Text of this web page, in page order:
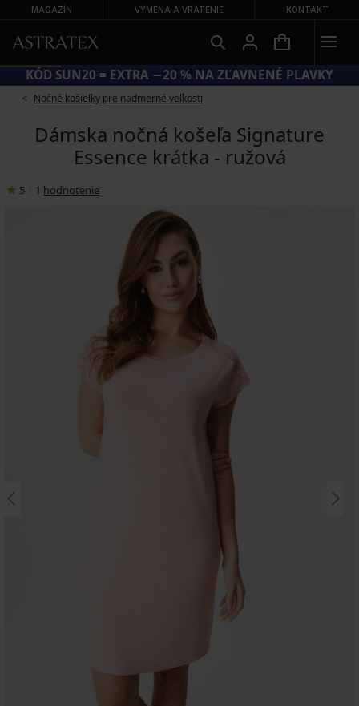
MAGAZÍN VÝMENA A VRÁTENIE KONTAKT
KÓD SUN20 = EXTRA −20 % NA ZĽAVNENÉ PLAVKY
Nočné košieľky pre nadmerné veľkosti
Dámska nočná košeľa Signature
Essence krátka - ružová
5 1 hodnotenie